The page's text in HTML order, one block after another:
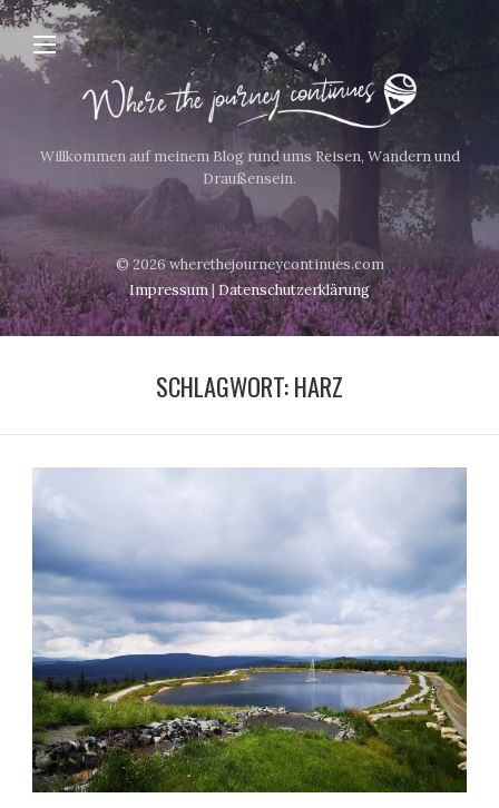
Willkommen auf meinem Blog rund ums Reisen, Wandern und
Draußensein.
© 2026 wherethejourneycontinues.com
Impressum|Datenschutzerklärung
SCHLAGWORT:HARZ